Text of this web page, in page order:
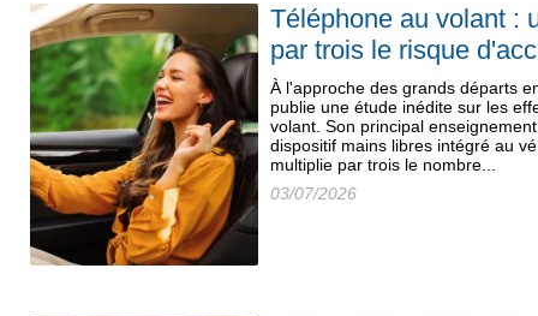
Téléphone au volant :
par trois le risque
À l'approche des grands départs
publie une étude inédite sur les
volant. Son principal
dispositif mains libres intégré au
multiplie par trois le nombre...
03/07/2026